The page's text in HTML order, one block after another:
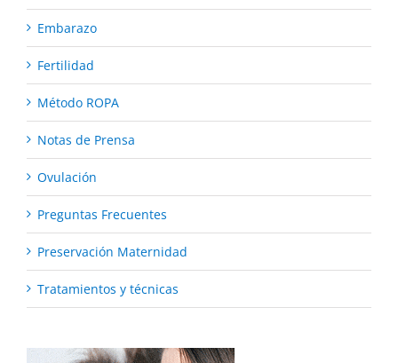
Embarazo
Fertilidad
Método ROPA
Notas de Prensa
Ovulación
Preguntas Frecuentes
Preservación Maternidad
Tratamientos y técnicas